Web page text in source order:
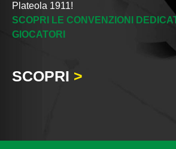
Plateola 1911!
SCOPRI LE CONVENZIONI
GIOCATORI
SCOPRI >